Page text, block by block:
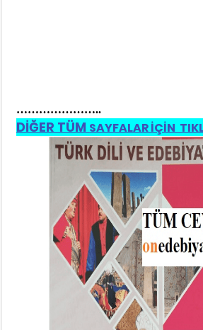
…………………..
DİĞER TÜM SAYFALAR İÇİN